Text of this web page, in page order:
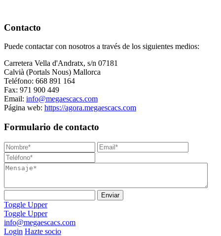
Contacto
Puede contactar con nosotros a través de los siguientes medios:
Carretera Vella d'Andratx, s/n 07181
Calvià (Portals Nous) Mallorca
Teléfono: 668 891 164
Fax: 971 900 449
Email: info@megaescacs.com
Página web: https://agora.megaescacs.com
Formulario de contacto
Toggle Upper
Toggle Upper
info@megaescacs.com
Login Hazte socio